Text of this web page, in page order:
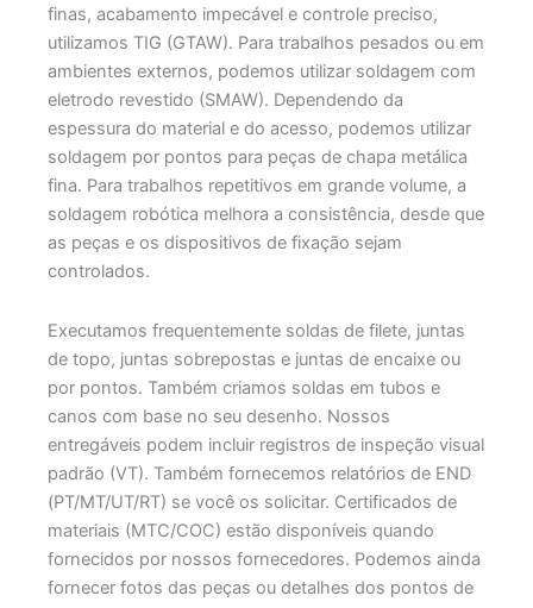
finas, acabamento impecável e controle preciso,
utilizamos TIG (GTAW). Para trabalhos pesados ou em
ambientes externos, podemos utilizar soldagem com
eletrodo revestido (SMAW). Dependendo da
espessura do material e do acesso, podemos utilizar
soldagem por pontos para peças de chapa metálica
fina. Para trabalhos repetitivos em grande volume, a
soldagem robótica melhora a consistência, desde que
as peças e os dispositivos de fixação sejam
controlados.
Executamos frequentemente soldas de filete, juntas
de topo, juntas sobrepostas e juntas de encaixe ou
por pontos. Também criamos soldas em tubos e
canos com base no seu desenho. Nossos
entregáveis podem incluir registros de inspeção visual
padrão (VT). Também fornecemos relatórios de END
(PT/MT/UT/RT) se você os solicitar. Certificados de
materiais (MTC/COC) estão disponíveis quando
fornecidos por nossos fornecedores. Podemos ainda
fornecer fotos das peças ou detalhes dos pontos de